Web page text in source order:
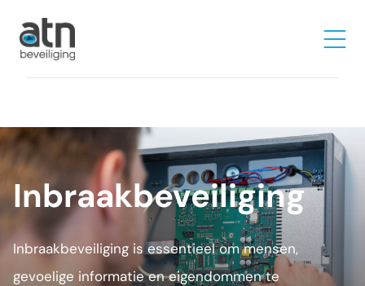
Inbraakbeveiliging
Inbraakbeveiliging is essentieel om mensen,
gevoelige informatie en eigendommen te